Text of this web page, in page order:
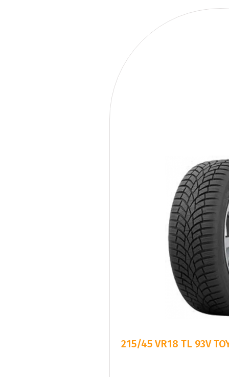
215/45 VR18 TL 93V